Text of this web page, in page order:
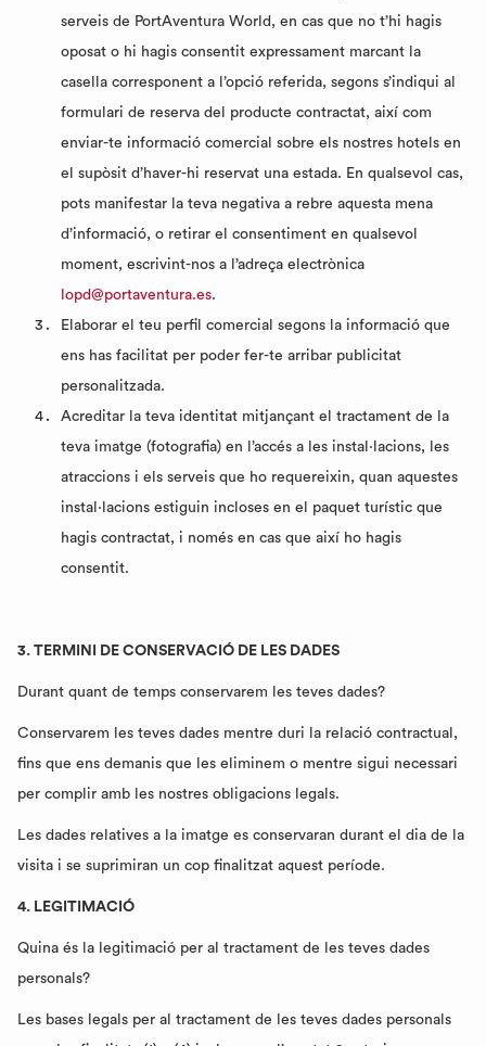
serveis de PortAventura World, en cas que no t’hi hagis
oposat o hi hagis consentit expressament marcant la
casella corresponent a l’opció referida, segons s’indiqui al
formulari de reserva del producte contractat, així com
enviar-te informació comercial sobre els nostres hotels en
el supòsit d’haver-hi reservat una estada. En qualsevol cas,
pots manifestar la teva negativa a rebre aquesta mena
d’informació, o retirar el consentiment en qualsevol
moment, escrivint-nos a l’adreça electrònica
lopd@portaventura.es.
Elaborar el teu perfil comercial segons la informació que
ens has facilitat per poder fer-te arribar publicitat
personalitzada.
Acreditar la teva identitat mitjançant el tractament de la
teva imatge (fotografia) en l’accés a les instal·lacions, les
atraccions i els serveis que ho requereixin, quan aquestes
instal·lacions estiguin incloses en el paquet turístic que
hagis contractat, i només en cas que així ho hagis
consentit.
3. TERMINI DE CONSERVACIÓ DE LES DADES
Durant quant de temps conservarem les teves dades?
Conservarem les teves dades mentre duri la relació contractual,
fins que ens demanis que les eliminem o mentre sigui necessari
per complir amb les nostres obligacions legals.
Les dades relatives a la imatge es conservaran durant el dia de la
visita i se suprimiran un cop finalitzat aquest període.
4. LEGITIMACIÓ
Quina és la legitimació per al tractament de les teves dades
personals?
Les bases legals per al tractament de les teves dades personals